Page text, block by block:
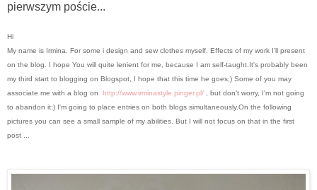
pierwszym poście...
Hi
My name is Irmina. For some i design and sew clothes myself. Effects of my work I'll present
on the blog.
I hope You will quite lenient for me, because I am self-taught. It's probably been
my third start to blogging on Blogspot, I hope that this time he goes;) Some of you may
associate me with a blog on
http://www.irminastyle.pinger.pl/ , but don't worry, I'm not going
to abandon it:) I'm going to place entries on both blogs simultaneously.On the following
pictures you can see a small sample of my abilities. But I will not focus on that in the first
post ...